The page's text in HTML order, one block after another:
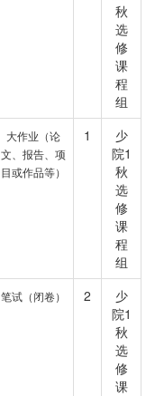
秋
选
修
课
程
组
大作业（论
文、报告、项
目或作品等）
1
少
院1
秋
选
修
课
程
组
笔试（闭卷） 2
少
院1
秋
选
修
课